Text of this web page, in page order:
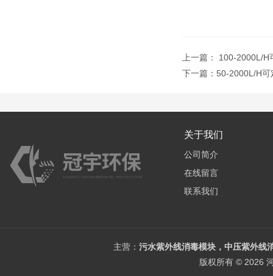
上一篇： 100-2000L/H
下一篇： 50-2000L/H可
关于我们
公司简介
在线留言
联系我们
主营： 污水紫外线消毒模块，中压紫外线
版权所有 © 2026